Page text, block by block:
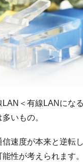
＜有線LANにな
いもの。
速度が本来と逆転
性が考えられます。